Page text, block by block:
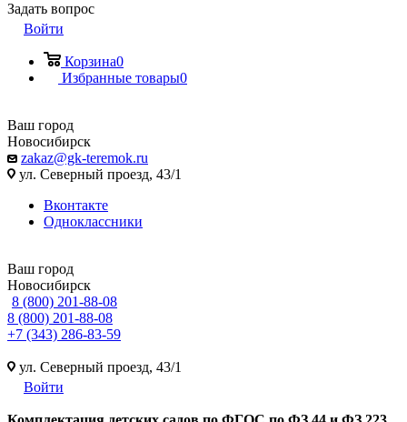
Задать вопрос
Войти
Корзина0
Избранные товары0
Ваш город
Новосибирск
zakaz@gk-teremok.ru
ул. Северный проезд, 43/1
Вконтакте
Одноклассники
Ваш город
Новосибирск
8 (800) 201-88-08
8 (800) 201-88-08
+7 (343) 286-83-59
ул. Северный проезд, 43/1
Войти